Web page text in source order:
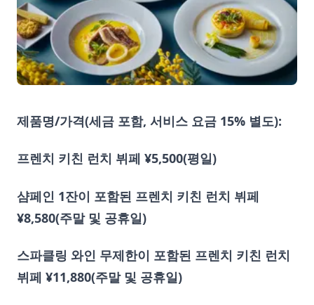
제품명/가격(세금 포함, 서비스 요금 15% 별도):
프렌치 키친 런치 뷔페 ¥5,500(평일)
샴페인 1잔이 포함된 프렌치 키친 런치 뷔페
¥8,580(주말 및 공휴일)
스파클링 와인 무제한이 포함된 프렌치 키친 런치
뷔페 ¥11,880(주말 및 공휴일)